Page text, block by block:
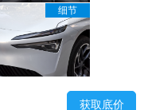
细节
获取底价